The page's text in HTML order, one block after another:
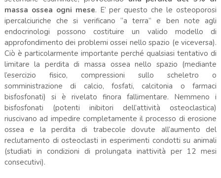
massa ossea ogni mese. E’ per questo che le osteoporosi
ipercalciuriche che si verificano “a terra” e ben note agli
endocrinologi possono costituire un valido modello di
approfondimento dei problemi ossei nello spazio (e viceversa).
Ciò è particolarmente importante perché qualsiasi tentativo di
limitare la perdita di massa ossea nello spazio (mediante
l’esercizio fisico, compressioni sullo scheletro o
somministrazione di calcio, fosfati, calcitonia o farmaci
bisfosfonati) si è rivelato finora fallimentare. Nemmeno i
bisfosfonati (potenti inibitori dell’attività osteoclastica)
riuscivano ad impedire completamente il processo di erosione
ossea e la perdita di trabecole dovute all’aumento del
reclutamento di osteoclasti in esperimenti condotti su animali
(studiati in condizioni di prolungata inattività per 12 mesi
consecutivi).